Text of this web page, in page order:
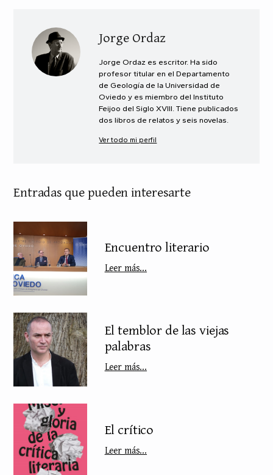
Jorge Ordaz
Jorge Ordaz es escritor. Ha sido
profesor titular en el Departamento
de Geología de la Universidad de
Oviedo y es miembro del Instituto
Feijoo del Siglo XVIII. Tiene publicados
dos libros de relatos y seis novelas.
Ver todo mi perfil
Entradas que pueden interesarte
Encuentro literario
Leer más...
El temblor de las viejas
palabras
Leer más...
El crítico
Leer más...